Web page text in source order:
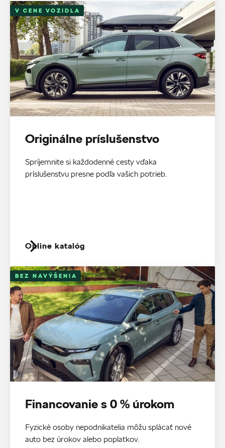
V CENE VOZIDLA
Originálne príslušenstvo
Spríjemnite si každodenné cesty vďaka
príslušenstvu presne podľa vašich potrieb.
Online katalóg
BEZ NAVÝŠENIA
Financovanie s 0 % úrokom
Fyzické osoby nepodnikatelia môžu splácať nové
auto bez úrokov alebo poplatkov.